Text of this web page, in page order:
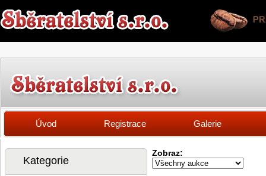
Úvod Registrace Galerie
Kategorie
Zobraz: